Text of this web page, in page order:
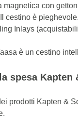
magnetica con
Il cestino è pieghevole.
Inlays
è un cestino
spesa Kapten
prodotti Kapten &